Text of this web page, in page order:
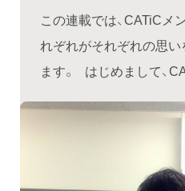
この連載では、CATiCメ
れぞれがそれぞれの思
ます。 はじめまして、